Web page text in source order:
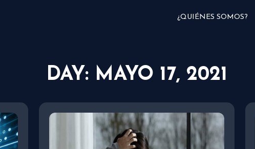
¿QUIÉNES SOMOS?
DAY: MAYO 17, 2021